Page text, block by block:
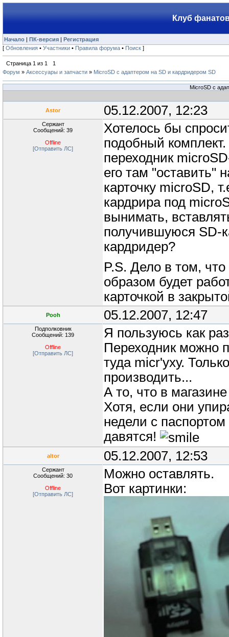
Клуб
Начало | ПК-версия | Регистрация
[ Обновления • Участники • Правила форума • Поиск ]
Страница 1 из 1
1
Форум » Аксессуары и запчасти » MicroSD с адаптером на SD и кардридером SD
MicroSD с
Astor 05.12.2007, 12:23
Сержант
Сообщений: 39
Offline
[Отправить ЛС]
Хотелось бы
подобный
переходник
его там "оставить"
карточку microSD,
кардрира под
вынимать,
получившуюся SD-
кардридер?
P.S. Дело в том,
образом будет
карточкой в
Pooh 05.12.2007, 12:47
Подполковник
Сообщений: 139
Offline
[Отправить ЛС]
Я пользуюсь как
Переходник можно
туда micr'уху.
производить...
А то, что в
Хотя, если они
недели с
давятся!
altor 05.12.2007, 12:53
Сержант
Сообщений: 30
Offline
[Отправить ЛС]
Можно оставлять.
Вот картинки: